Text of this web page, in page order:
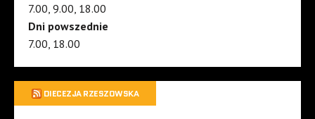
7.00, 9.00, 18.00
Dni powszednie
7.00, 18.00
DIECEZJA RZESZOWSKA